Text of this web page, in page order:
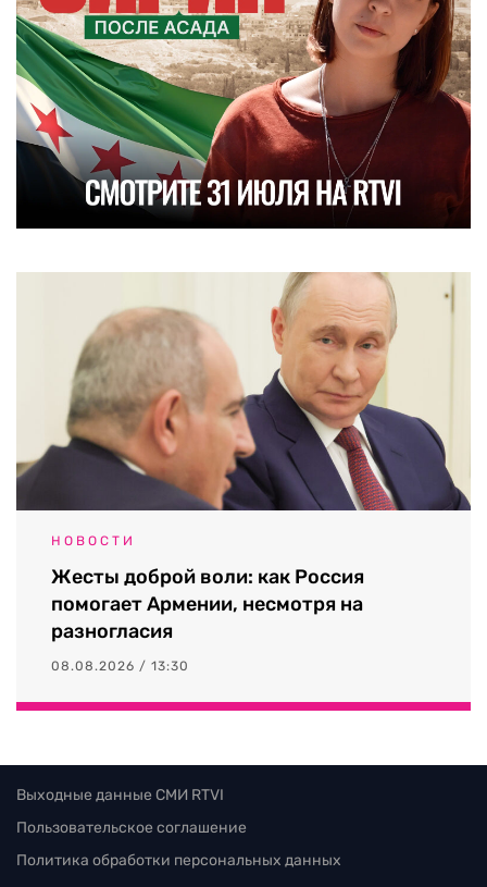
НОВОСТИ
Жесты доброй воли: как Россия
помогает Армении, несмотря на
разногласия
08.08.2026 / 13:30
Выходные данные СМИ RTVI
Пользовательское соглашение
Политика обработки персональных данных